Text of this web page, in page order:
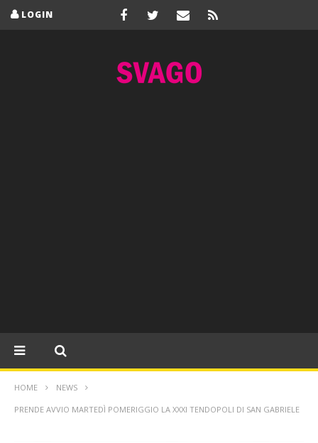
LOGIN
HOME NEWS
PRENDE AVVIO MARTEDÌ POMERIGGIO LA XXXI TENDOPOLI DI SAN GABRIELE